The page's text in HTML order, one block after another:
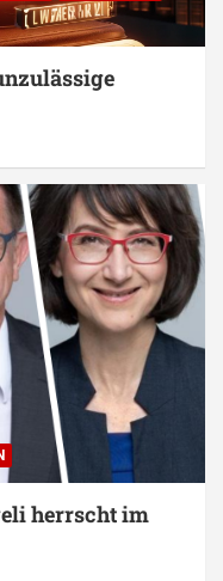
herrscht im